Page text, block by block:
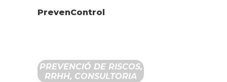
PrevenControl
PREVENCIÓ DE RISCOS,
RRHH, CONSULTORIA